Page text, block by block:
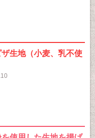
生地（小麦、乳不使